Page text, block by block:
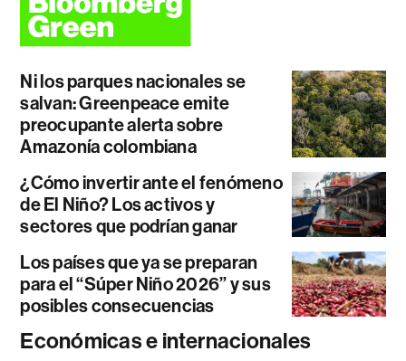
Ni los parques nacionales se
salvan: Greenpeace emite
preocupante alerta sobre
Amazonía colombiana
¿Cómo invertir ante el fenómeno
de El Niño? Los activos y
sectores que podrían ganar
Los países que ya se preparan
para el “Súper Niño 2026” y sus
posibles consecuencias
Económicas e internacionales